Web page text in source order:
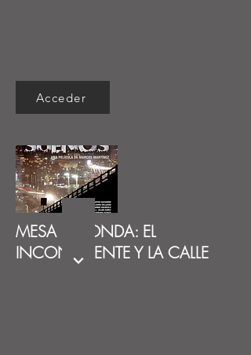
Acceder
MESA REDONDA: EL
INCONSCIENTE Y LA CALLE